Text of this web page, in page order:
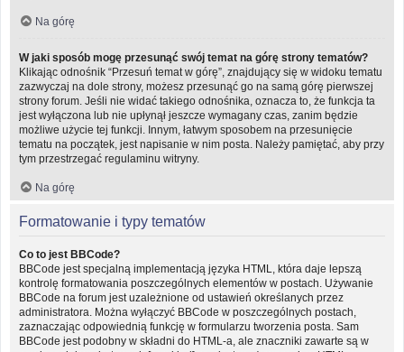
Na górę
W jaki sposób mogę przesunąć swój temat na górę strony tematów?
Klikając odnośnik “Przesuń temat w górę”, znajdujący się w widoku tematu
zazwyczaj na dole strony, możesz przesunąć go na samą górę pierwszej
strony forum. Jeśli nie widać takiego odnośnika, oznacza to, że funkcja ta
jest wyłączona lub nie upłynął jeszcze wymagany czas, zanim będzie
możliwe użycie tej funkcji. Innym, łatwym sposobem na przesunięcie
tematu na początek, jest napisanie w nim posta. Należy pamiętać, aby przy
tym przestrzegać regulaminu witryny.
Na górę
Formatowanie i typy tematów
Co to jest BBCode?
BBCode jest specjalną implementacją języka HTML, która daje lepszą
kontrolę formatowania poszczególnych elementów w postach. Używanie
BBCode na forum jest uzależnione od ustawień określanych przez
administratora. Można wyłączyć BBCode w poszczególnych postach,
zaznaczając odpowiednią funkcję w formularzu tworzenia posta. Sam
BBCode jest podobny w składni do HTML-a, ale znaczniki zawarte są w